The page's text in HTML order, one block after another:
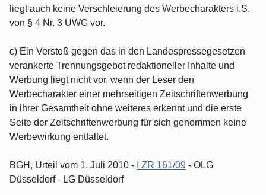
liegt auch keine Verschleierung des Werbecharakters i.S.
von § 4 Nr. 3 UWG vor.
c) Ein Verstoß gegen das in den Landespressegesetzen
verankerte Trennungsgebot redaktioneller Inhalte und
Werbung liegt nicht vor, wenn der Leser den
Werbecharakter einer mehrseitigen Zeitschriftenwerbung
in ihrer Gesamtheit ohne weiteres erkennt und die erste
Seite der Zeitschriftenwerbung für sich genommen keine
Werbewirkung entfaltet.
BGH, Urteil vom 1. Juli 2010 - I ZR 161/09 - OLG
Düsseldorf - LG Düsseldorf